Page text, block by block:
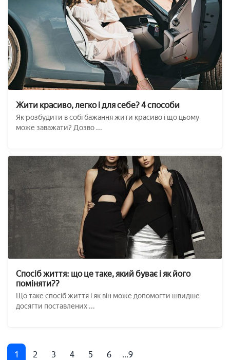
Жити красиво, легко і для себе? 4 способи
Як розбудити в собі бажання жити красиво і що цьому
може заважати? Дозво ...
Спосіб життя: що це таке, який буває і як його
поміняти??
Що таке спосіб життя і як він може допомогти швидше
досягти поставлених ...
1 2 3 4 5 6 ...9